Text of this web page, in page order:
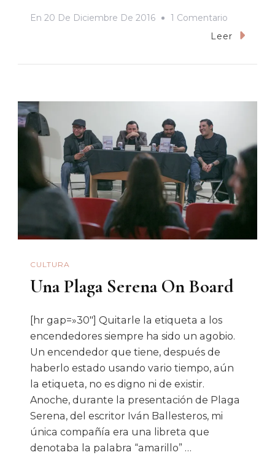
En 20 De Diciembre De 2016 1 Comentario
El
Amigo
De
Mi
Tata
Leer
CULTURA
Una Plaga Serena On Board
[hr gap=»30″] Quitarle la etiqueta a los
encendedores siempre ha sido un agobio.
Un encendedor que tiene, después de
haberlo estado usando vario tiempo, aún
la etiqueta, no es digno ni de existir.
Anoche, durante la presentación de Plaga
Serena, del escritor Iván Ballesteros, mi
única compañía era una libreta que
denotaba la palabra “amarillo” …